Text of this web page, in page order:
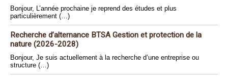
Bonjour, L’année prochaine je reprend des études et plus
particulièrement (…)
Recherche d’alternance BTSA Gestion et protection de la
nature (2026-2028)
Bonjour, Je suis actuellement à la recherche d’une entreprise ou
structure (…)